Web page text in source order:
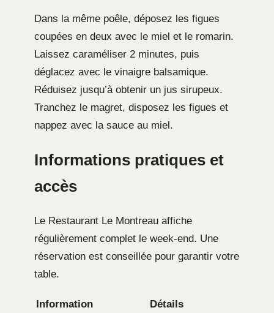
Dans la même poêle, déposez les figues
coupées en deux avec le miel et le romarin.
Laissez caraméliser 2 minutes, puis
déglacez avec le vinaigre balsamique.
Réduisez jusqu’à obtenir un jus sirupeux.
Tranchez le magret, disposez les figues et
nappez avec la sauce au miel.
Informations pratiques et
accès
Le Restaurant Le Montreau affiche
régulièrement complet le week-end. Une
réservation est conseillée pour garantir votre
table.
Information Détails